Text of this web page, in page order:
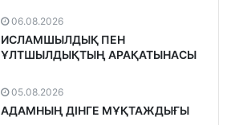
06.08.2026
ИСЛАМШЫЛДЫҚ ПЕН
ҰЛТШЫЛДЫҚТЫҢ АРАҚАТЫНАСЫ
05.08.2026
АДАМНЫҢ ДІНГЕ МҰҚТАЖДЫҒЫ